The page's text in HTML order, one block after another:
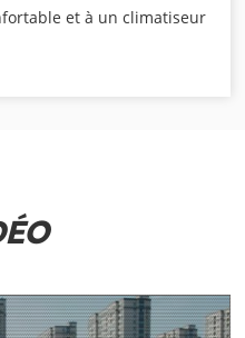
et à un climatiseur